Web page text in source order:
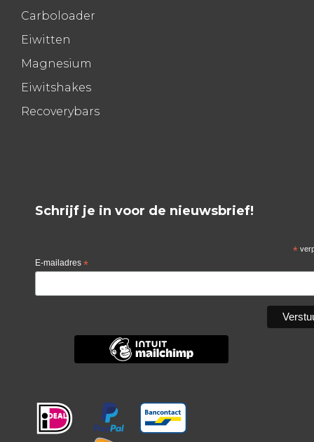
Carboloader
Eiwitten
Magnesium
Eiwitshakes
Recoverybars
Schrijf je in voor de nieuwsbrief!
*
E-mailadres *